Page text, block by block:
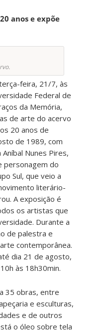
anos e expõe
feira, 21/7, às
Federal de
da Memória,
de arte do acervo
20 anos de
de 1989, com
Nunes Pires,
personagem do
Sul, que veio a
literário-
A exposição é
os artistas que
Durante a
de palestra e
contemporânea.
dia 21 de agosto,
às 18h30min.
35 obras, entre
e esculturas,
e de outros
o óleo sobre tela